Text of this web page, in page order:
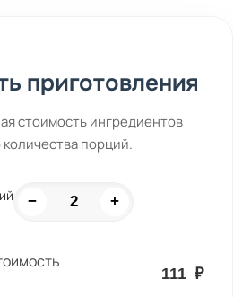
приготовления
стоимость ингредиентов
порций.
− +
111 ₽